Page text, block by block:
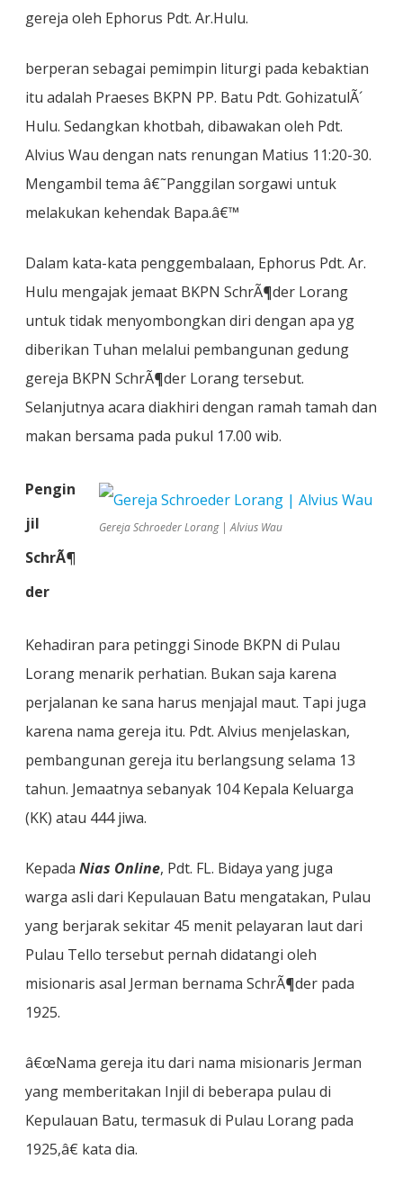
gereja oleh Ephorus Pdt. Ar.Hulu.
berperan sebagai pemimpin liturgi pada kebaktian
itu adalah Praeses BKPN PP. Batu Pdt. GohizatulÃ´
Hulu. Sedangkan khotbah, dibawakan oleh Pdt.
Alvius Wau dengan nats renungan Matius 11:20-30.
Mengambil tema â€˜Panggilan sorgawi untuk
melakukan kehendak Bapa.â€™
Dalam kata-kata penggembalaan, Ephorus Pdt. Ar.
Hulu mengajak jemaat BKPN SchrÃ¶der Lorang
untuk tidak menyombongkan diri dengan apa yg
diberikan Tuhan melalui pembangunan gedung
gereja BKPN SchrÃ¶der Lorang tersebut.
Selanjutnya acara diakhiri dengan ramah tamah dan
makan bersama pada pukul 17.00 wib.
Gereja Schroeder Lorang | Alvius Wau
Pengin
jil
SchrÃ¶
der
Kehadiran para petinggi Sinode BKPN di Pulau
Lorang menarik perhatian. Bukan saja karena
perjalanan ke sana harus menjajal maut. Tapi juga
karena nama gereja itu. Pdt. Alvius menjelaskan,
pembangunan gereja itu berlangsung selama 13
tahun. Jemaatnya sebanyak 104 Kepala Keluarga
(KK) atau 444 jiwa.
Kepada Nias Online, Pdt. FL. Bidaya yang juga
warga asli dari Kepulauan Batu mengatakan, Pulau
yang berjarak sekitar 45 menit pelayaran laut dari
Pulau Tello tersebut pernah didatangi oleh
misionaris asal Jerman bernama SchrÃ¶der pada
1925.
â€œNama gereja itu dari nama misionaris Jerman
yang memberitakan Injil di beberapa pulau di
Kepulauan Batu, termasuk di Pulau Lorang pada
1925,â€ kata dia.